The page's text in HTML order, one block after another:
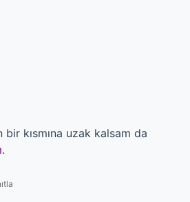
bir kısmına uzak kalsam da
.